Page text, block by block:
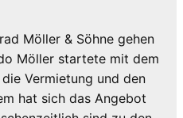
Möller & Söhne gehen
Möller startete mit dem
Vermietung und den
hat sich das Angebot